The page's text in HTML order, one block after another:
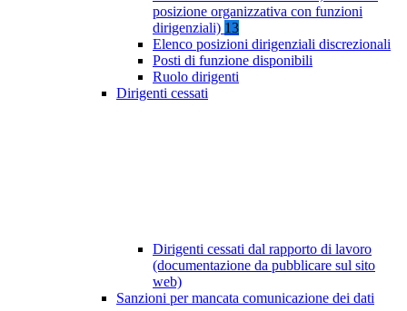
posizione organizzativa con funzioni
dirigenziali) 13
Elenco posizioni dirigenziali discrezionali
Posti di funzione disponibili
Ruolo dirigenti
Dirigenti cessati
Dirigenti cessati dal rapporto di lavoro
(documentazione da pubblicare sul sito
web)
Sanzioni per mancata comunicazione dei dati